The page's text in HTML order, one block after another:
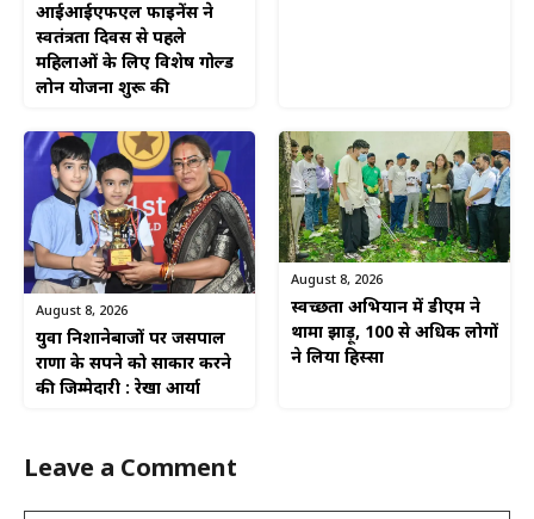
आईआईएफएल फाइनेंस ने
स्वतंत्रता दिवस से पहले
महिलाओं के लिए विशेष गोल्ड
लोन योजना शुरू की
August 8, 2026
युवा निशानेबाजों पर जसपाल
राणा के सपने को साकार करने
की जिम्मेदारी : रेखा आर्या
August 8, 2026
स्वच्छता अभियान में डीएम ने
थामा झाड़ू, 100 से अधिक लोगों
ने लिया हिस्सा
Leave a Comment